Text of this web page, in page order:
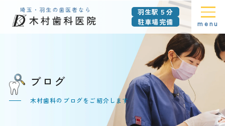
羽生駅５分
駐車場完備
menu
ブログ
木村歯科のブログをご紹介します